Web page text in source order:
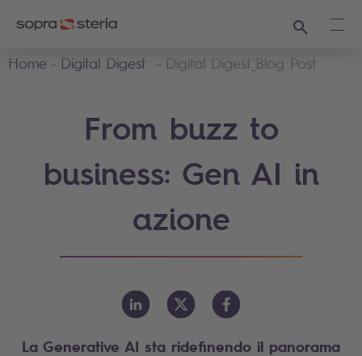
Ricerca
Home
Digital Digest Digital Digest_Blog Post
From buzz to
business: Gen AI in
azione
La Generative AI sta ridefinendo il panorama